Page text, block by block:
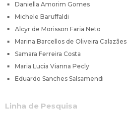
Daniella Amorim Gomes
Michele Baruffaldi
Alcyr de Morisson Faria Neto
Marina Barcellos de Oliveira Calazães
Samara Ferreira Costa
Maria Lucia Vianna Pecly
Eduardo Sanches Salsamendi
Linha de Pesquisa